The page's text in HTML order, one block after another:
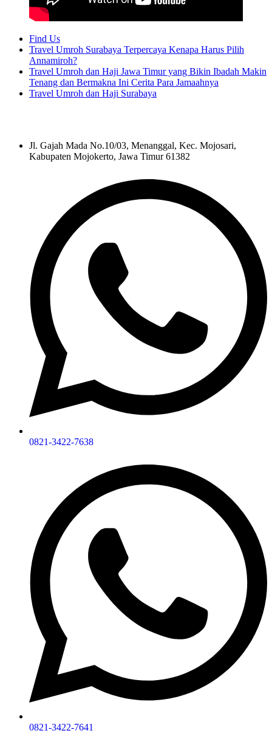
Find Us
Travel Umroh Surabaya Terpercaya Kenapa Harus Pilih
Annamiroh?
Travel Umroh dan Haji Jawa Timur yang Bikin Ibadah Makin
Tenang dan Bermakna Ini Cerita Para Jamaahnya
Travel Umroh dan Haji Surabaya
Jl. Gajah Mada No.10/03, Menanggal, Kec. Mojosari,
Kabupaten Mojokerto, Jawa Timur 61382
0821-3422-7638
0821-3422-7641